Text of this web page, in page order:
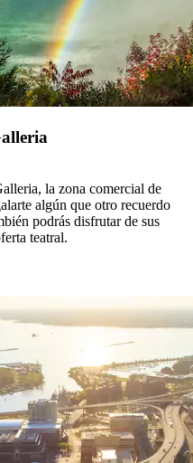
la zona comercial de
algún que otro recuerdo
podrás disfrutar de sus
teatral.